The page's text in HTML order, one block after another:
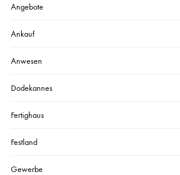
Angebote
Ankauf
Anwesen
Dodekannes
Fertighaus
Festland
Gewerbe